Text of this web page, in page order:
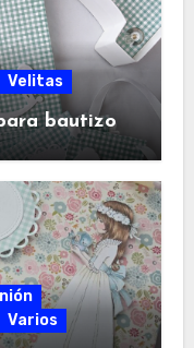
Velitas
bautizo
Varios